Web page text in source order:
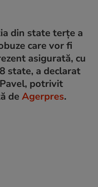
din state terţe a
care vor fi
asigurată, cu
state, a declarat
potrivit
de Agerpres.